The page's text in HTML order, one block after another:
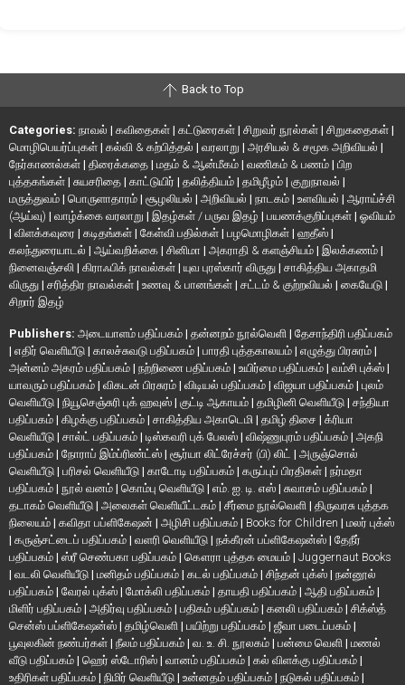
Back to Top
Categories: நாவல் | கவிதைகள் | கட்டுரைகள் | சிறுவர் நூல்கள் | சிறுகதைகள் |
மொழிபெயர்ப்புகள் | கல்வி & கற்பித்தல் | வரலாறு | அரசியல் & சமூக அறிவியல் |
நேர்காணல்கள் | திரைக்கதை | மதம் & ஆன்மீகம் | வணிகம் & பணம் | பிற
புத்தகங்கள் | சுயசரிதை | காட்டுயிர் | தலித்தியம் | தமிழீழம் | குறுநாவல் |
மருத்துவம் | பொருளாதாரம் | சூழலியல் | அறிவியல் | நாடகம் | உளவியல் | ஆராய்ச்சி
(ஆய்வு) | வாழ்க்கை வரலாறு | இதழ்கள் / பருவ இதழ் | பயணக்குறிப்புகள் | ஓவியம்
| விளக்கவுரை | கடிதங்கள் | கேள்வி பதில்கள் | பழமொழிகள் | ஹதீஸ் |
கலந்துரையாடல் | ஆய்வறிக்கை | சினிமா | அகராதி & களஞ்சியம் | இலக்கணம் |
நினைவஞ்சலி | கிராஃபிக் நாவல்கள் | யுவ புரஸ்கார் விருது | சாகித்திய அகாதமி
விருது | சரித்திர நாவல்கள் | உணவு & பானங்கள் | சட்டம் & குற்றவியல் | கையேடு |
சிறார் இதழ்
Publishers: அடையாளம் பதிப்பகம் | தன்னறம் நூல்வெளி | தேசாந்திரி பதிப்பகம்
| எதிர் வெளியீடு | காலச்சுவடு பதிப்பகம் | பாரதி புத்தகாலயம் | எழுத்து பிரசுரம் |
அன்னம் அகரம் பதிப்பகம் | நற்றிணை பதிப்பகம் | உயிர்மை பதிப்பகம் | வம்சி புக்ஸ் |
யாவரும் பதிப்பகம் | விகடன் பிரசுரம் | விடியல் பதிப்பகம் | விஜயா பதிப்பகம் | புலம்
வெளியீடு | நியூசெஞ்சுரி புக் ஹவுஸ் | குட்டி ஆகாயம் | தமிழினி வெளியீடு | சந்தியா
பதிப்பகம் | கிழக்கு பதிப்பகம் | சாகித்திய அகாடெமி | தமிழ் திசை | க்ரியா
வெளியீடு | சால்ட் பதிப்பகம் | டிஸ்கவரி புக் பேலஸ் | விஷ்ணுபுரம் பதிப்பகம் | அகநி
பதிப்பகம் | நோராப் இம்ப்ரிண்ட்ஸ் | சூர்யா லிட்ரேச்சர் (பி) லிட் | அருஞ்சொல்
வெளியீடு | பரிசல் வெளியீடு | காடோடி பதிப்பகம் | கருப்புப் பிரதிகள் | நர்மதா
பதிப்பகம் | நூல் வனம் | கொம்பு வெளியீடு | எம். ஐ. டி. எஸ் | சுவாசம் பதிப்பகம் |
தடாகம் வெளியீடு | அலைகள் வெளியீட்டகம் | சீர்மை நூல்வெளி | திருவரசு புத்தக
நிலையம் | கவிதா பப்ளிகேஷன் | அழிசி பதிப்பகம் | Books for Children | மலர் புக்ஸ்
| கருஞ்சட்டைப் பதிப்பகம் | வளரி வெளியீடு | நக்கீரன் பப்ளிகேஷன்ஸ் | தேநீர்
பதிப்பகம் | ஸ்ரீ செண்பகா பதிப்பகம் | கௌரா புத்தக மையம் | Juggernaut Books
| வடலி வெளியீடு | மனிதம் பதிப்பகம் | கடல் பதிப்பகம் | சிந்தன் புக்ஸ் | நன்னூல்
பதிப்பகம் | வேரல் புக்ஸ் | மோக்லி பதிப்பகம் | தாயதி பதிப்பகம் | ஆதி பதிப்பகம் |
மிளிர் பதிப்பகம் | அதிர்வு பதிப்பகம் | பதிகம் பதிப்பகம் | கனலி பதிப்பகம் | சிக்ஸ்த்
சென்ஸ் பப்ளிகேஷன்ஸ் | தமிழ்வெளி | பயிற்று பதிப்பகம் | ஜீவா படைப்பகம் |
பூவுலகின் நண்பர்கள் | நீலம் பதிப்பகம் | வ. உ. சி. நூலகம் | பன்மை வெளி | மணல்
வீடு பதிப்பகம் | ஹெர் ஸ்டோரிஸ் | வானம் பதிப்பகம் | கல் விளக்கு பதிப்பகம் |
உதிரிகள் பதிப்பகம் | நிமிர் வெளியீடு | உன்னதம் பதிப்பகம் | நடுகல் பதிப்பகம் |